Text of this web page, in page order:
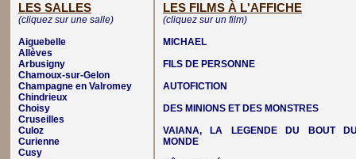
LES SALLES
(cliquez sur une salle)
Aiguebelle
Allèves
Arbusigny
Chamoux-sur-Gelon
Champagne en Valromey
Chindrieux
Choisy
Cruseilles
Culoz
Curienne
Cusy
LES FILMS À L'AFFICHE
(cliquez sur un film)
MICHAEL
FILS DE PERSONNE
AUTOFICTION
DES MINIONS ET DES MONSTRES
VAIANA, LA LEGENDE DU BOUT
MONDE